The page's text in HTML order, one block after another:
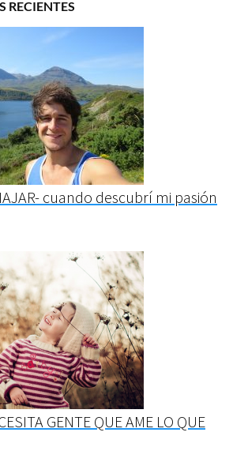
RECIENTES
cuando descubrí mi pasión
GENTE QUE AME LO QUE